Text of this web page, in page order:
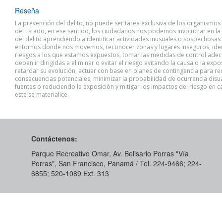
Reseña
La prevención del delito, no puede ser tarea exclusiva de los
del Estado, en ese sentido, los ciudadanos nos podemos involucrar en
del delito aprendiendo a identificar actividades inusuales o sospechosas
entornos donde nos movemos, reconocer zonas y lugares inseguros,
riesgos a los que estamos expuestos, tomar las medidas de control
deben ir dirigidas a eliminar o evitar el riesgo evitando la causa o la
retardar su evolución, actuar con base en planes de contingencia para
consecuencias potenciales, minimizar la probabilidad de ocurrencia
fuentes o reduciendo la exposición y mitigar los impactos del riesgo en
este se materialice.
Contáctenos:
Parque Recreativo Omar, Av. Belisario Porras "Vía
Porras", San Francisco, Panamá / Tel. 224-9466; 224-
6855; 520-1089​ Ext. 313